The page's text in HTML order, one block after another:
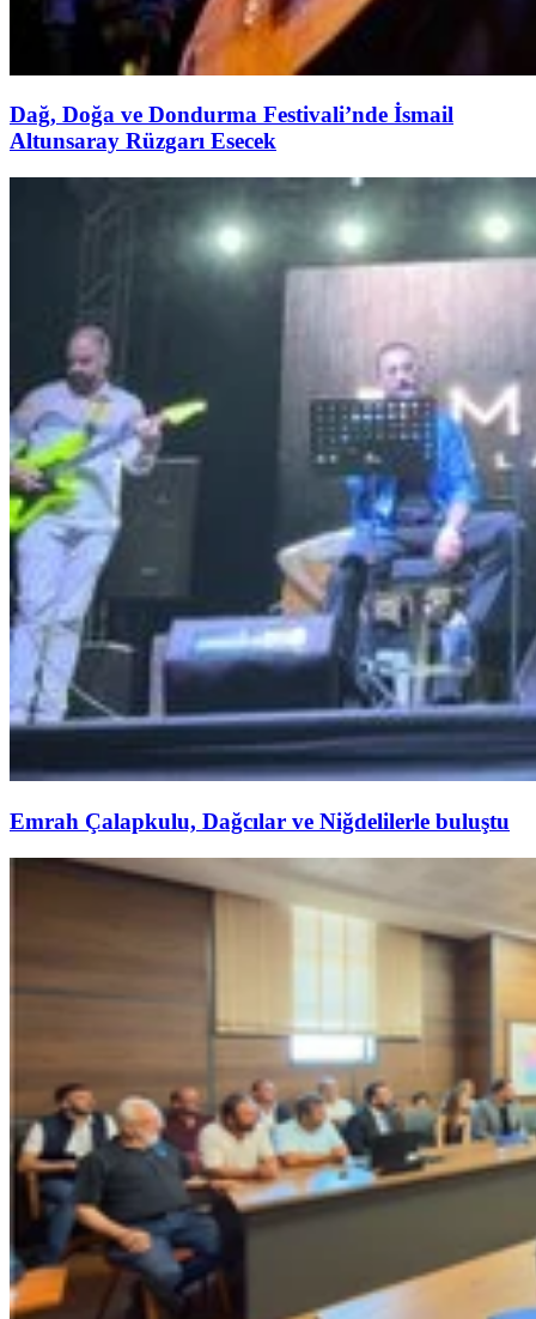
Dağ, Doğa ve Dondurma Festivali’nde İsmail
Altunsaray Rüzgarı Esecek
Emrah Çalapkulu, Dağcılar ve Niğdelilerle buluştu